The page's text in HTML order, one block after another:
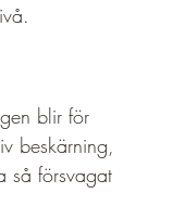
blir för
beskärning,
så försvagat